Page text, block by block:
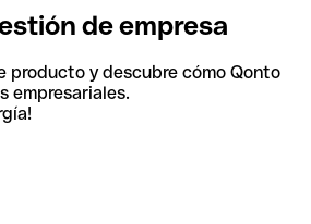
de empresa
producto y descubre cómo Qonto
empresariales.